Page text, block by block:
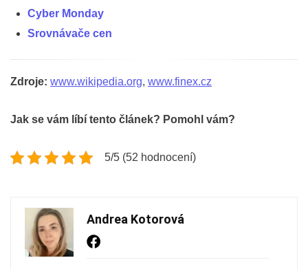
Cyber Monday
Srovnávače cen
Zdroje: www.wikipedia.org, www.finex.cz
Jak se vám líbí tento článek? Pomohl vám?
5/5 (52 hodnocení)
Andrea Kotorová